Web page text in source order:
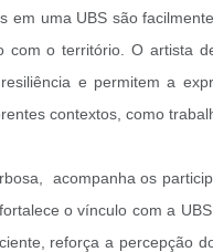
em uma UBS são
o território. O artista
e permitem a
contextos, como
acompanha os
o vínculo com a
reforça a percepção